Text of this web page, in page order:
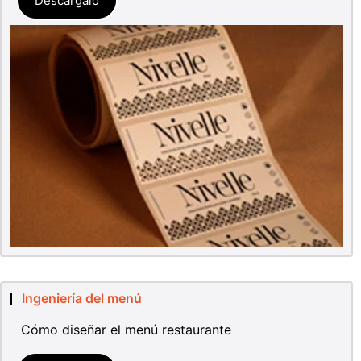
Ingeniería del menú
Cómo diseñar el menú restaurante